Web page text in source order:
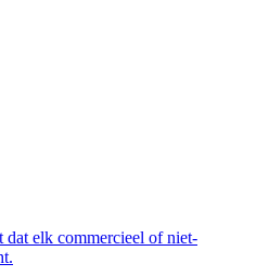
dat elk commercieel of niet-